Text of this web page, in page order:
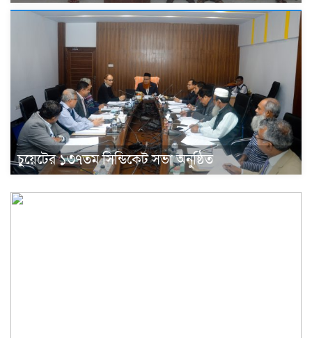
চুয়েটের ১৩৭তম সিন্ডিকেট সভা অনুষ্ঠিত